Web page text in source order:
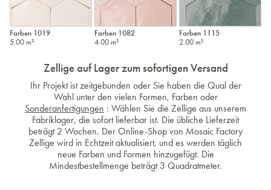
Farben 1019
5.00 m²
Farben 1082
4.00 m²
Farben 1115
2.00 m²
Zellige auf Lager zum sofortigen Versand
Ihr Projekt ist zeitgebunden oder Sie haben die Qual der
Wahl unter den vielen Formen, Farben oder
Sonderanfertigungen : Wählen Sie die Zellige aus unserem
Fabriklager, die sofort lieferbar ist. Die übliche Lieferzeit
beträgt 2 Wochen. Der Online-Shop von Mosaic Factory
Zellige wird in Echtzeit aktualisiert, und es werden täglich
neue Farben und Formen hinzugefügt. Die
Mindestbestellmenge beträgt 3 Quadratmeter.